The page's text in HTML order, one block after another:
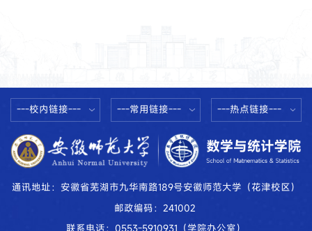
---校内链接--- ---常用链接--- ---热点链接---
通讯地址：安徽省芜湖市九华南路189号安徽师范大学（花津校区）
邮政编码：241002
联系电话：0553-5910931（学院办公室）